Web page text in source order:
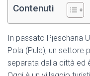
Contenuti
In passato Pjeschana
Pola (Pula), un settore
separata dalla città ed